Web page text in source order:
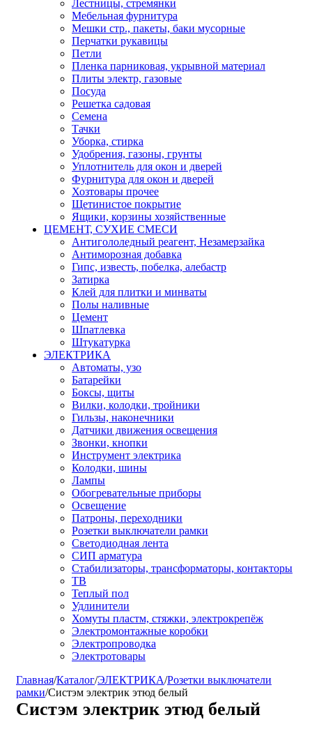
Лестницы, стремянки
Мебельная фурнитура
Мешки стр., пакеты, баки мусорные
Перчатки рукавицы
Петли
Пленка парниковая, укрывной материал
Плиты электр, газовые
Посуда
Решетка садовая
Семена
Тачки
Уборка, стирка
Удобрения, газоны, грунты
Уплотнитель для окон и дверей
Фурнитура для окон и дверей
Хозтовары прочее
Щетинистое покрытие
Ящики, корзины хозяйственные
ЦЕМЕНТ, СУХИЕ СМЕСИ
Антигололедный реагент, Незамерзайка
Антиморозная добавка
Гипс, известь, побелка, алебастр
Затирка
Клей для плитки и минваты
Полы наливные
Цемент
Шпатлевка
Штукатурка
ЭЛЕКТРИКА
Автоматы, узо
Батарейки
Боксы, щиты
Вилки, колодки, тройники
Гильзы, наконечники
Датчики движения освещения
Звонки, кнопки
Инструмент электрика
Колодки, шины
Лампы
Обогревательные приборы
Освещение
Патроны, переходники
Розетки выключатели рамки
Светодиодная лента
СИП арматура
Стабилизаторы, трансформаторы, контакторы
ТВ
Теплый пол
Удлинители
Хомуты пластм, стяжки, электрокрепёж
Электромонтажные коробки
Электропроводка
Электротовары
Главная/Каталог/ЭЛЕКТРИКА/Розетки выключатели
рамки/Систэм электрик этюд белый
Систэм электрик этюд белый